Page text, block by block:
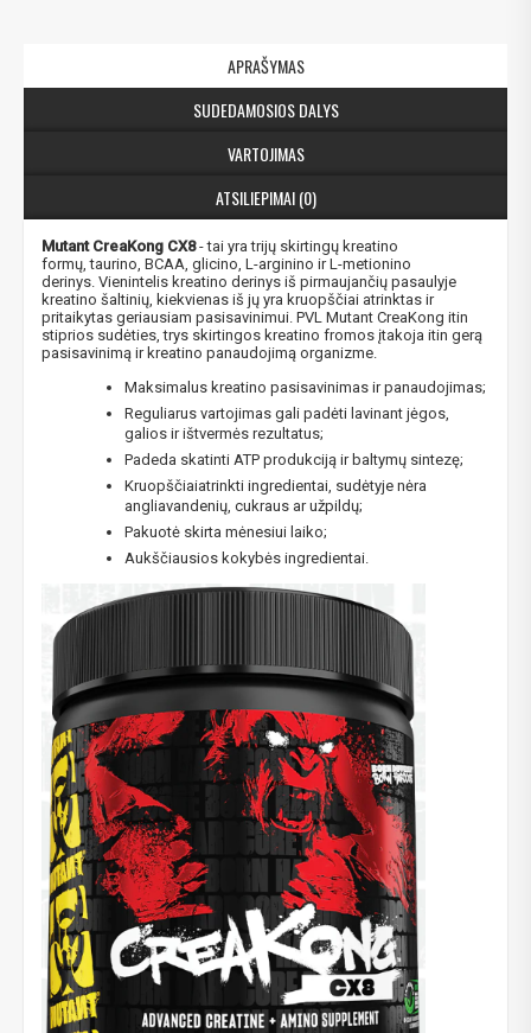
APRAŠYMAS
SUDEDAMOSIOS DALYS
VARTOJIMAS
ATSILIEPIMAI (0)
Mutant CreaKong CX8- tai yra trijų skirtingų kreatino
formų, taurino, BCAA, glicino, L-arginino ir L-metionino
derinys. Vienintelis kreatino derinys iš pirmaujančių pasaulyje
kreatino šaltinių, kiekvienas iš jų yra kruopščiai atrinktas ir
pritaikytas geriausiam pasisavinimui. PVL Mutant CreaKong itin
stiprios sudėties, trys skirtingos kreatino fromos įtakoja itin gerą
pasisavinimą ir kreatino panaudojimą organizme.
Maksimalus kreatino pasisavinimas ir panaudojimas;
Reguliarus vartojimas gali padėti lavinant jėgos,
galios ir ištvermės rezultatus;
Padeda skatinti ATP produkciją ir baltymų sintezę;
Kruopščiaiatrinkti ingredientai, sudėtyje nėra
angliavandenių, cukraus ar užpildų;
Pakuotė skirta mėnesiui laiko;
Aukščiausios kokybės ingredientai.
NUOLAIDA TAU!